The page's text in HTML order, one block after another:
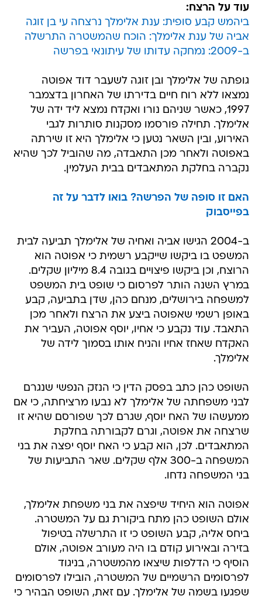
עוד על הרצח:
ביהמש קבע סופית: ענת אלימלך נרצחה עי בן זוגה
אביה של ענת אלימלך: הוכח שהמשטרה התרשלה
ב-2009: נמחקה עדותו של עיתונאי בפרשה
גופתה של אלימלך ובן זוגה לשעבר דוד אפוטה
נמצאו ללא רוח חיים בדירתו של האחרון בדצמבר
1997, כאשר שניהם נורו ואקדח נמצא ליד ידה של
אלימלך. תחילה פורסמו מסקנות סותרות לגבי
האירוע, ובין השאר נטען כי אלימלך היא זו שירתה
באפוטה ולאחר מכן התאבדה, מה שהוביל לכך שהיא
נקברה בחלקת המתאבדים בבית העלמין.
האם זו סופה של הפרשה? בואו לדבר על זה
בפייסבוק
ב-2004 הגישו אביה ואחיה של אלימלך תביעה לבית
המשפט בו ביקשו שייקבע רשמית כי אפוטה הוא
הרוצח, וכן ביקשו פיצויים בגובה 8.4 מיליון שקלים.
במרץ השנה הותר לפרסום כי שופט בית המשפט
למשפחה בירושלים, מנחם כהן, שדן בתביעה, קבע
באופן רשמי שאפוטה ביצע את הרצח ולאחר מכן
התאבד. עוד נקבע כי אחיו, יוסף אפוטה, העביר את
האקדח שאחז אחיו והניח אותו בסמוך לידה של
אלימלך.
השופט כהן כתב בפסק הדין כי הנזק הנפשי שנגרם
לבני משפחתה של אלימלך לא נבעו מרציחתה, כי אם
ממעשהו של האח יוסף, שגרם לכך שפורסם שהיא זו
שרצחה את אפוטה, וגרם לקבורתה בחלקת
המתאבדים. לכן, הוא קבע כי האח יוסף יפצה את בני
המשפחה ב-300 אלף שקלים. שאר התביעות של
בני המשפחה נדחו.
אפוטה הוא היחיד שיפצה את בני משפחת אלימלך,
אולם השופט כהן מתח ביקורת גם על המשטרה.
ביחס אליה, קבע השופט כי זו התרשלה בטיפול
בזירה ובאירוע קודם בו היה מעורב אפוטה, אולם
הוסיף כי הדלפות שיצאו מהמשטרה, בניגוד
לפרסומים הרשמיים של המשטרה, הובילו לפרסומים
שפגעו בשמה של אלימלך. עם זאת, השופט הבהיר כי